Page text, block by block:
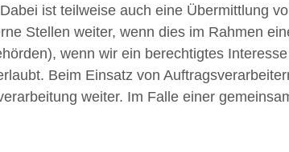
ist teilweise auch eine Übermittlung
Stellen weiter, wenn dies im Rahmen
wenn wir ein berechtigtes
Beim Einsatz von
weiter. Im Falle einer